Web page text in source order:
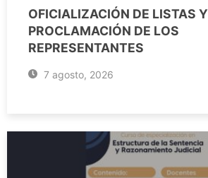
OFICIALIZACIÓN DE LISTAS Y
PROCLAMACIÓN DE LOS
REPRESENTANTES
7 agosto, 2026